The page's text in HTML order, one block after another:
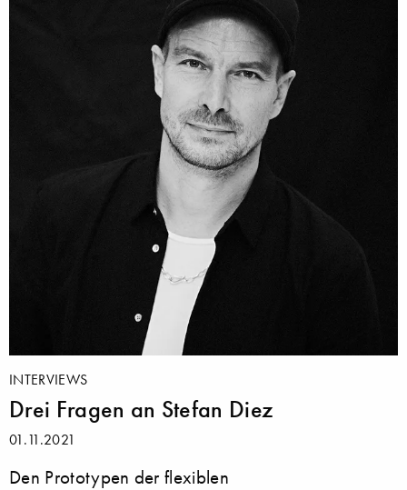
INTERVIEWS
Drei Fragen an Stefan Diez
01.11.2021
Den Prototypen der flexiblen